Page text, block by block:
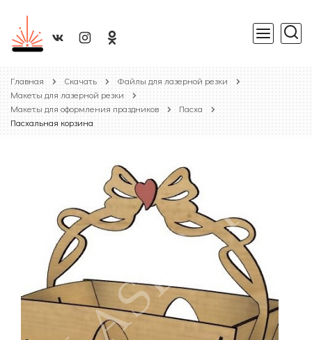
Главная Скачать
Файлы для лазерной резки
Макеты для лазерной резки
Макеты для оформления праздников
Пасха
Пасхальная корзина